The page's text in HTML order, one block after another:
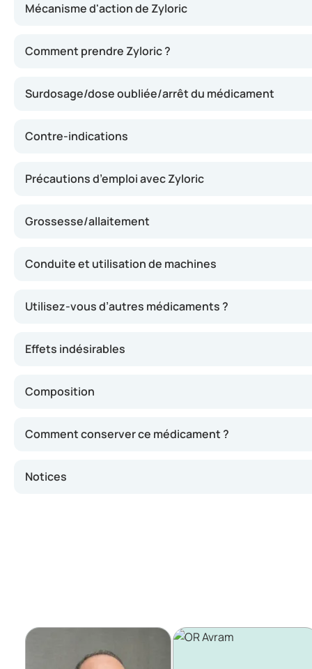
Mécanisme d'action de Zyloric
Comment prendre Zyloric ?
Surdosage/dose oubliée/arrêt du médicament
Contre-indications
Précautions d’emploi avec Zyloric
Grossesse/allaitement
Conduite et utilisation de machines
Utilisez-vous d’autres médicaments ?
Effets indésirables
Composition
Comment conserver ce médicament ?
Notices